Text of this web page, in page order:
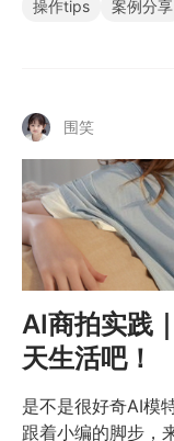
操作tips 案例分享
围笑
AI商拍实践
天生活吧！
是不是很好奇AI模
跟着小编的脚步，